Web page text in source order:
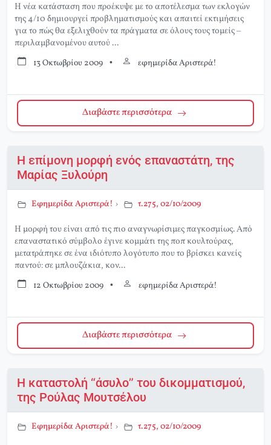
Η νέα κατάσταση που προέκυψε με το αποτέλεσμα των εκλογών
της 4/10 δημιουργεί προβληματισμούς και απαιτεί εκτιμήσεις
για το πώς θα εξελιχθούν τα πράγματα σε όλους τους τομείς –
περιλαμβανομένου αυτού ...
13 Οκτωβρίου 2009 • εφημερίδα Αριστερά!
Διαβάστε περισσότερα
Η επίμονη μορφή ενός επαναστάτη, της
Μαρίας Ξυλούρη
Εφημερίδα Αριστερά! › τ.275, 02/10/2009
Η μορφή του είναι από τις πιο αναγνωρίσιμες παγκοσμίως. Από
επαναστατικό σύμβολο έγινε κομμάτι της ποπ κουλτούρας,
μετατράπηκε σε ένα ιδιότυπο λογότυπο που το βρίσκει κανείς
παντού: σε μπλουζάκια, κον...
12 Οκτωβρίου 2009 • εφημερίδα Αριστερά!
Διαβάστε περισσότερα
Η καταστολή “άσυλο” του δικομματισμού,
της Ρούλας Μουτσέλου
Εφημερίδα Αριστερά! › τ.275, 02/10/2009